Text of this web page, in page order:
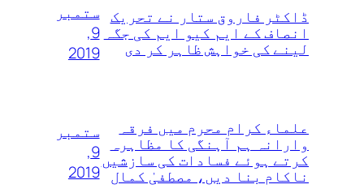
ڈاکٹر فاروق ستار نے تحریک
انصاف کے ایم کیو ایم کی جگہ
لینے کی خواہش ظاہر کر دی
ستمبر
9,
2019
علماء کرام محرم میں فرقہ
وارانہ ہم آہنگی کا مظاہرہ
کرتے ہوئے فسادات کی سازشیں
ناکام بنا دیں، مصطفیٰ کمال
ستمبر
9,
2019